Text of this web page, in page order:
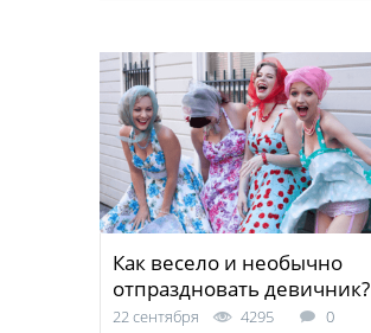
Как весело и необычно
отпраздновать девичник?
22 сентября 4295 0